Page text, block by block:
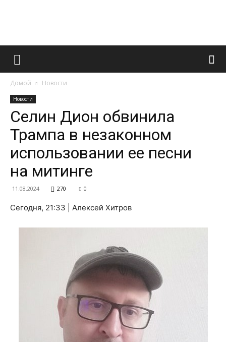
Французский
и
о
нем
Домой Новости
Новости
Селин Дион обвинила
Трампа в незаконном
использовании ее песни
на митинге
11.08.2024 270 0
Сегодня, 21:33 | Алексей Хитров